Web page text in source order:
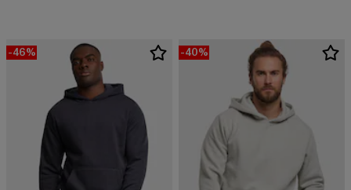
-46% -40%